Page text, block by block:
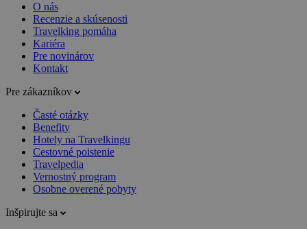
O nás
Recenzie a skúsenosti
Travelking pomáha
Kariéra
Pre novinárov
Kontakt
Pre zákazníkov
Časté otázky
Benefity
Hotely na Travelkingu
Cestovné poistenie
Travelpedia
Vernostný program
Osobne overené pobyty
Inšpirujte sa